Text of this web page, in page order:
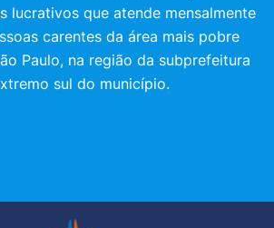
lucrativos que atende mensalmente
carentes da área mais pobre
Paulo, na região da subprefeitura
sul do município.